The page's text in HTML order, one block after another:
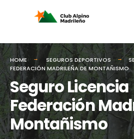
HOME SEGUROS DEPORTIVOS
FEDERACIÓN MADRILEÑA DE MONTAÑISMO
Seguro Licencia
Federación
Montañismo